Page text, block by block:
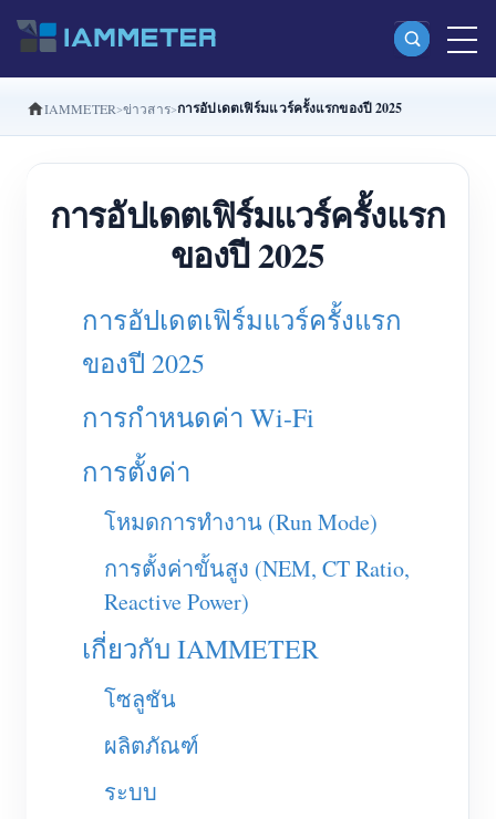
ผลิตภัณฑ์
มิเตอร์พลังงาน Wi-Fi เฟสเดียว (WEM3080)
มิเตอร์พลังงาน Wi-Fi แบบ Split Phase (WEM2067)
มิเตอร์พลังงาน Wi-Fi สามเฟส (WEM3080T)
มิเตอร์พลังงาน Wi-Fi สามเฟส (WEM3050T)
ตัวควบคุมกำลัง WiFi
IAMMETER Cloud Pro
บริการโฮสต์ด้วยตนเอง
ระบบควบคุมฮีตเตอร์ PV
IAMMETER ข่าวสาร การอัปเดตเฟิร์มแวร์ครั้งแรกของปี 2025
การอัปเดตเฟิร์มแวร์ครั้งแรก
ของปี 2025
การอัปเดตเฟิร์มแวร์ครั้งแรก
ของปี 2025
การกำหนดค่า Wi-Fi
การตั้งค่า
โหมดการทำงาน (Run Mode)
การตั้งค่าขั้นสูง (NEM, CT Ratio,
Reactive Power)
เกี่ยวกับ IAMMETER
โซลูชัน
ผลิตภัณฑ์
ระบบ